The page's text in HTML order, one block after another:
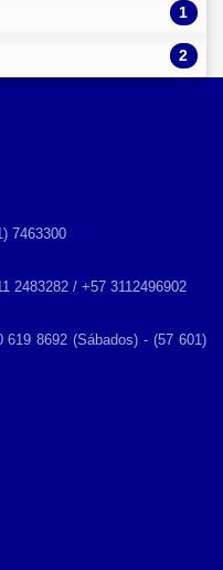
1
2
7463300
2483282 / +57 3112496902
8692 (Sábados) - (57 601)